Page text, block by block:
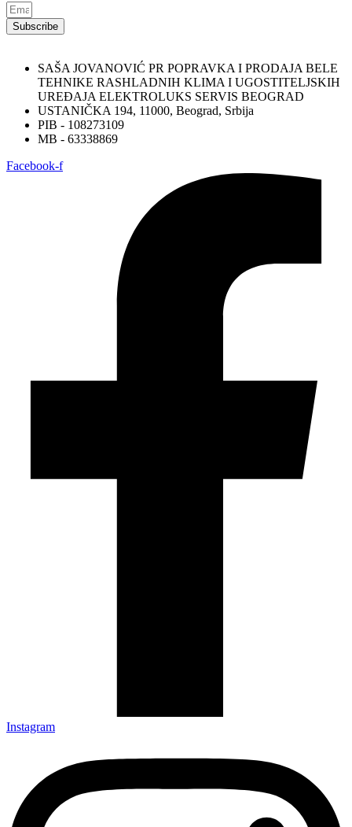
Subscribe
SAŠA JOVANOVIĆ PR POPRAVKA I PRODAJA BELE
TEHNIKE RASHLADNIH KLIMA I UGOSTITELJSKIH
UREĐAJA ELEKTROLUKS SERVIS BEOGRAD
USTANIČKA 194, 11000, Beograd, Srbija
PIB - 108273109
MB - 63338869
Facebook-f
Instagram